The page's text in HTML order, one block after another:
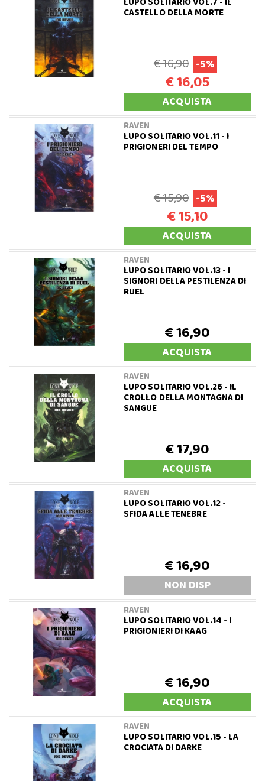
CASTELLO DELLA MORTE
€ 16,90 -5%
€ 16,05
ACQUISTA
RAVEN
LUPO SOLITARIO VOL.11 - I
PRIGIONERI DEL TEMPO
€ 15,90 -5%
€ 15,10
ACQUISTA
RAVEN
LUPO SOLITARIO VOL.13 - I
SIGNORI DELLA PESTILENZA DI
RUEL
€ 16,90
ACQUISTA
RAVEN
LUPO SOLITARIO VOL.26 - IL
CROLLO DELLA MONTAGNA DI
SANGUE
€ 17,90
ACQUISTA
RAVEN
LUPO SOLITARIO VOL.12 -
SFIDA ALLE TENEBRE
€ 16,90
NON DISP
RAVEN
LUPO SOLITARIO VOL.14 - I
PRIGIONIERI DI KAAG
€ 16,90
ACQUISTA
RAVEN
LUPO SOLITARIO VOL.15 - LA
CROCIATA DI DARKE